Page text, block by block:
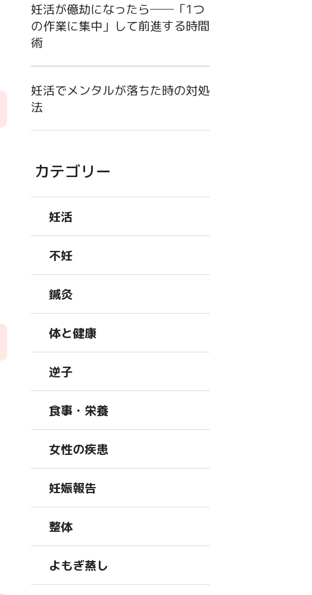
妊活が億劫になったら──「1つ
の作業に集中」して前進する時間
術
妊活でメンタルが落ちた時の対処
法
カテゴリー
妊活
不妊
鍼灸
体と健康
逆子
食事・栄養
女性の疾患
妊娠報告
整体
よもぎ蒸し